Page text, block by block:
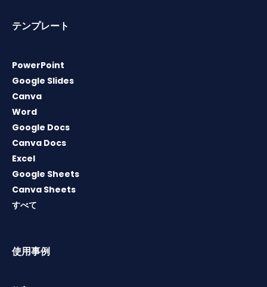
テンプレート
PowerPoint
Google Slides
Canva
Word
Google Docs
Canva Docs
Excel
Google Sheets
Canva Sheets
すべて
使用事例